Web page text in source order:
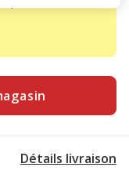
Détails livraison